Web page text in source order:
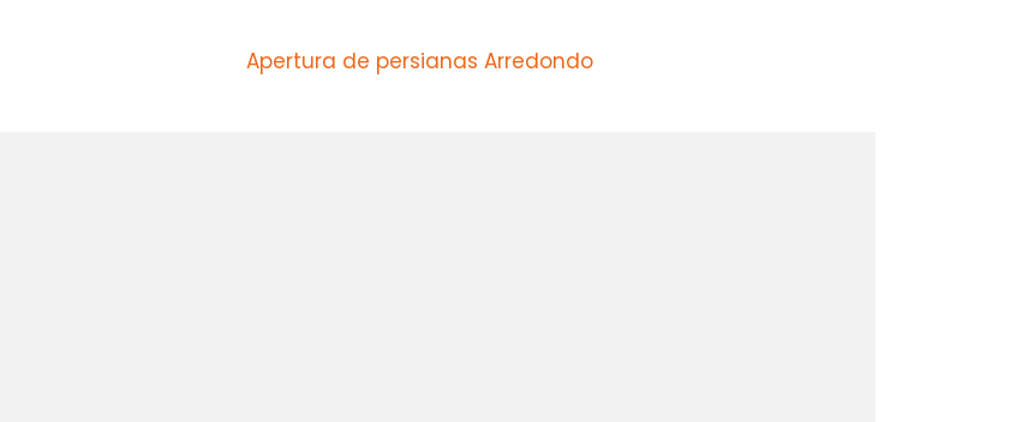
Apertura de persianas Arredondo